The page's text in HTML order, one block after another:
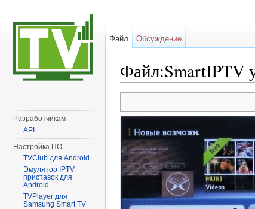
Файл:SmartIPTV
Файл Обсуждение
Разработчикам
API
Настройка ПО
TVClub для Android
Эмулятор IPTV
приставок для
Android
TVPlayer для
Samsung Smart TV